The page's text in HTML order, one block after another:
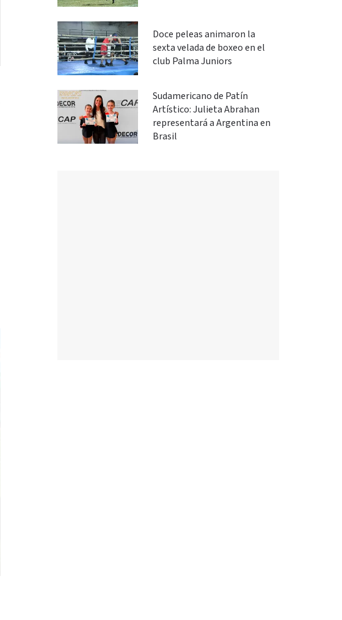
Doce peleas animaron la
sexta velada de boxeo en el
club Palma Juniors
Sudamericano de Patín
Artístico: Julieta Abrahan
representará a Argentina en
Brasil